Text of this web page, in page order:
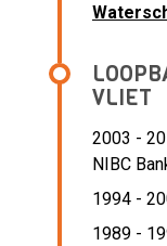
VLIET
2003 -
NIBC
1994 -
1989 -